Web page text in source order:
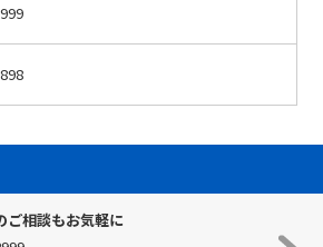
ご相談もお気軽に